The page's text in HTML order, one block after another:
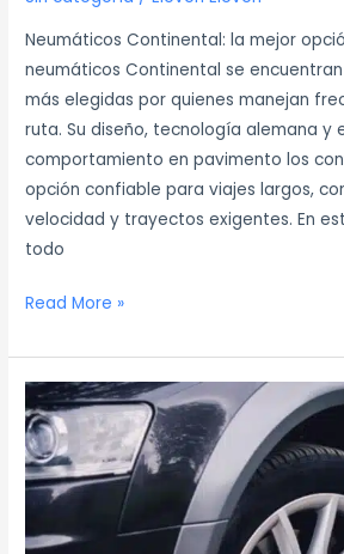
Neumáticos Continental: la mejor
neumáticos Continental se
más elegidas por quienes manejan
ruta. Su diseño, tecnología alemana y
comportamiento en pavimento los
opción confiable para viajes largos,
velocidad y trayectos exigentes. En
todo
Read More »
Guía
para
elegir
las
cubiertas